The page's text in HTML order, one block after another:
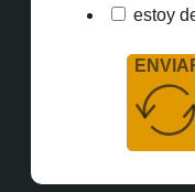
estoy